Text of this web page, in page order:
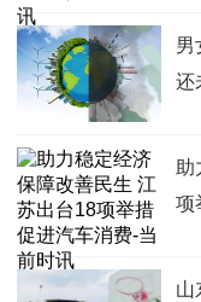
男
还
助
项
山